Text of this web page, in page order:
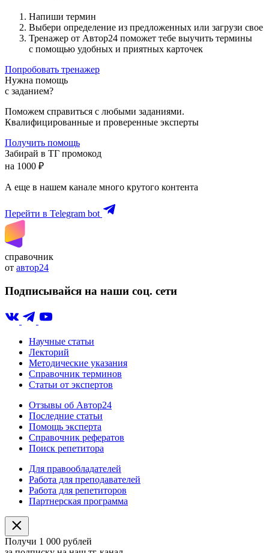
Напиши термин
Выбери определение из предложенных или загрузи свое
Тренажер от Автор24 поможет тебе выучить термины
с помощью удобных и приятных карточек
Попробовать тренажер
Нужна помощь
с заданием?
Поможем справиться с любыми заданиями.
Квалифицированные и проверенные эксперты
Получить помощь
Забирай в ТГ промокод
на 1000 ₽
А еще в нашем канале много крутого контента
Перейти в Telegram bot
справочник
от автор24
Подписывайся на наши соц. сети
Научные статьи
Лекторий
Методические указания
Справочник терминов
Статьи от экспертов
Отзывы об Автор24
Последние статьи
Помощь эксперта
Справочник рефератов
Поиск репетитора
Для правообладателей
Работа для преподавателей
Работа для репетиторов
Партнерская программа
Получи 1 000 рублей